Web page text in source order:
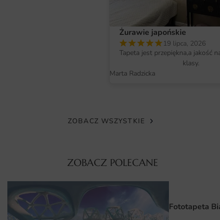
przytulności. Jeśli szukasz oryginalnego rozwiązania do
biura, ta fototapeta również spełni swoje zadanie,
wprowadzając do przestrzeni profesjonalny, a zarazem
stylowy klimat. Warto zwrócić uwagę na kategorię
, gdzie znajdziesz więcej inspiracji do
jakości materiałów, co zapewnia jej trwałość i estetyczny
przyciągający uwagę. Dzięki zastosowaniu ekologicznych
Materiał, z którego jest wykonana, charakteryzuje się
odpornością na działanie światła oraz wilgoci, co czyni ją
idealnym rozwiązaniem do różnych pomieszczeń, w tym
Żurawie japońskie
19 lipca, 2026
Tapeta jest przepiękna,a jakość
klasy.
Marta Radzicka
ZOBACZ WSZYSTKIE
ZOBACZ POLECANE
Fototapeta